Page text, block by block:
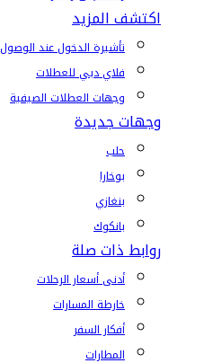
اكتشف المزيد
تأشيرة الدخول عند الوصول
فلاي دبي للعطلات
وجهات العطلات الصيفية
وجهات جديدة
حلب
بوخارا
بنغازي
بانكوك
روابط ذات صلة
أدنى أسعار الرحلات
خارطة المسارات
أفكار السفر
المطارات